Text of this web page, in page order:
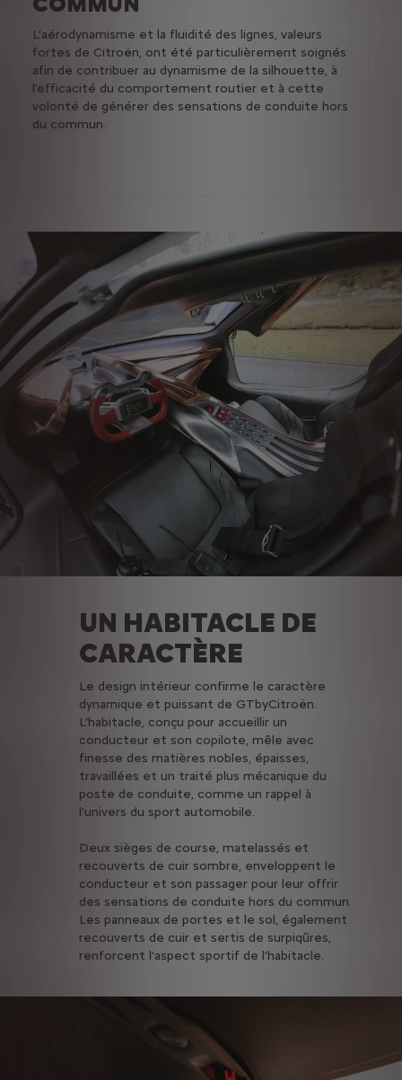
L’aérodynamisme et la fluidité des lignes, valeurs
fortes de Citroën, ont été particulièrement soignés
afin de contribuer au dynamisme de la silhouette, à
l’efficacité du comportement routier et à cette
volonté de générer des sensations de conduite hors
du commun.
UN HABITACLE DE
CARACTÈRE
Le design intérieur confirme le caractère
dynamique et puissant de GTbyCitroën.
L’habitacle, conçu pour accueillir un
conducteur et son copilote, mêle avec
finesse des matières nobles, épaisses,
travaillées et un traité plus mécanique du
poste de conduite, comme un rappel à
l’univers du sport automobile.
Deux sièges de course, matelassés et
recouverts de cuir sombre, enveloppent le
conducteur et son passager pour leur offrir
des sensations de conduite hors du commun.
Les panneaux de portes et le sol, également
recouverts de cuir et sertis de surpiqûres,
renforcent l’aspect sportif de l’habitacle.